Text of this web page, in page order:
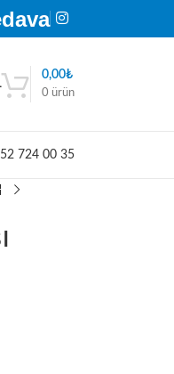
0 ürün
0,00₺
724 00 35